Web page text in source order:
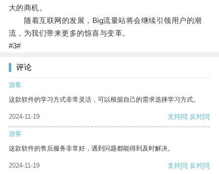
大的商机。
随着互联网的发展，Big流量站将会继续引领用户的潮
流，为我们带来更多的惊喜与变革。
#3#
评论
游客
这款软件的学习方式非常灵活，可以根据自己的需求选择学习方式。
2024-11-19 支持[0] 反对[0]
游客
这款软件的售后服务非常好，遇到问题都能得到及时解决。
2024-11-19 支持[0] 反对[0]